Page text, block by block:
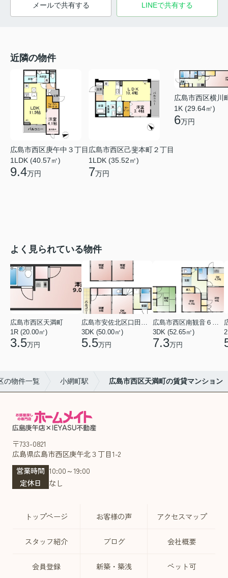
メールで共有する LINEで共有する
近隣の物件
広島市西区庚午中３丁目
1LDK (40.57㎡)
9.4万円
広島市西区己斐本町２丁目
1LDK (35.52㎡)
7万円
広島市西区横川
1K (29.64㎡)
6万円
よく見られている物件
広島市西区天満町
1R (20.00㎡)
3.5万円
3DK (50.00㎡)
5.5万円
3DK (52.65㎡)
7.3万円
の物件一覧 小網町駅 広島市西区天満町の賃貸マンション
〒733-0821
広島県広島市西区庚午北３丁目1-2
営業時間 10:00～19:00
定休日
なし
トップページ お客様の声 アクセスマップ
スタッフ紹介 ブログ 会社概要
会員登録 新築・築浅 ペット可